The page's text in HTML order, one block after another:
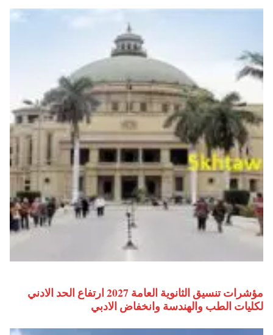
مؤشرات تنسيق الثانوية العامة 2027 ارتفاع الحد الادني
لكليات الطب والهندسة وانخفاض الادبي